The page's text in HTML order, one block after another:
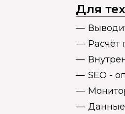
Для
Расчёт
SEO -
Данные